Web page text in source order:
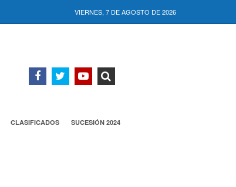
VIERNES, 7 DE AGOSTO DE 2026
CLASIFICADOS SUCESIÓN 2024